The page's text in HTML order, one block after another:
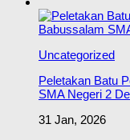
Uncategorized
Peletakan Batu
SMA Negeri 2
31 Jan, 2026